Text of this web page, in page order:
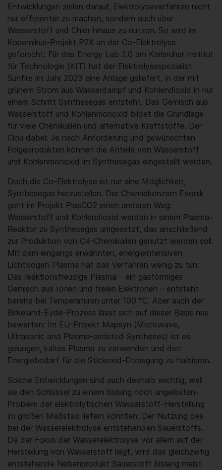
Entwicklungen zielen darauf, Elektrolyseverfahren nicht
nur effizienter zu machen, sondern auch über
Wasserstoff und Chlor hinaus zu nutzen. So wird im
Kopernikus-Projekt P2X an der Co-Elektrolyse
geforscht: Für das Energy Lab 2.0 am Karlsruher Institut
für Technologie (KIT) hat der Elektrolysespezialist
Sunfire im Jahr 2023 eine Anlage geliefert, in der mit
grünem Strom aus Wasserdampf und Kohlendioxid in nur
einem Schritt Synthesegas entsteht. Das Gemisch aus
Wasserstoff und Kohlenmonoxid bildet die Grundlage
für viele Chemikalien und alternative Kraftstoffe. Der
Clou dabei: Je nach Anforderung und gewünschten
Folgeprodukten können die Anteile von Wasserstoff
und Kohlenmonoxid im Synthesegas eingestellt werden.
Doch die Co-Elektrolyse ist nur eine Möglichkeit,
Synthesegas herzustellen. Der Chemiekonzern Evonik
geht im Projekt PlasCO2 einen anderen Weg:
Wasserstoff und Kohlendioxid werden in einem Plasma-
Reaktor zu Synthesegas umgesetzt, das anschließend
zur Produktion von C4-Chemikalien genutzt werden soll.
Mit dem eingangs erwähnten, energieintensiven
Lichtbogen-Plasma hat das Verfahren wenig zu tun:
Das reaktionsfreudige Plasma – ein gasförmiges
Gemisch aus Ionen und freien Elektronen – entsteht
bereits bei Temperaturen unter 100 °C. Aber auch der
Birkeland-Eyde-Prozess lässt sich auf dieser Basis neu
bewerten: Im EU-Projekt Mapsyn (Microwave,
Ultrasonic and Plasma-assisted Syntheses) ist es
gelungen, kaltes Plasma zu verwenden und den
Energiebedarf für die Stickoxid-Erzeugung zu halbieren.
Solche Entwicklungen sind auch deshalb wichtig, weil
sie den Schlüssel zu einem bislang noch ungelösten-
Problem der elektrolytischen Wasserstoff-Herstellung
im großen Maßstab liefern könnten: Der Nutzung des
bei der Wasserelektrolyse entstehenden Sauerstoffs.
Da der Fokus der Wasserelektrolyse vor allem auf der
Herstellung von Wasserstoff liegt, wird das gleichzeitig
entstehende Nebenprodukt Sauerstoff bislang meist